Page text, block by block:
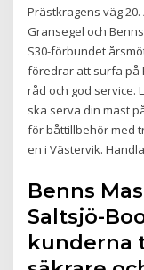
Prästkragens väg
Gransegel och
S30-förbundet
föredrar att surfa på
råd och god service.
ska serva din mast
för båttillbehör med
en i Västervik.
Benns
Saltsjö-
kunderna